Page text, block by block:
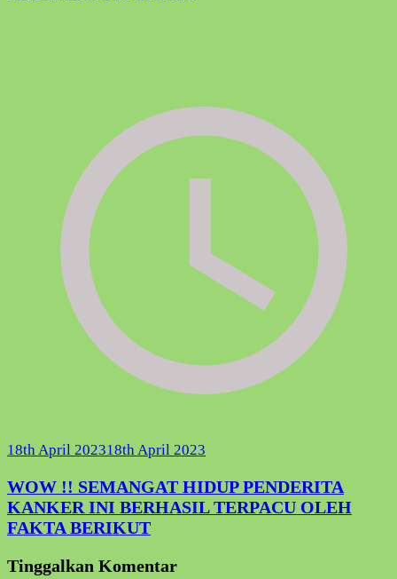
18th April 202318th April 2023
WOW !! SEMANGAT HIDUP PENDERITA
KANKER INI BERHASIL TERPACU OLEH
FAKTA BERIKUT
Tinggalkan Komentar